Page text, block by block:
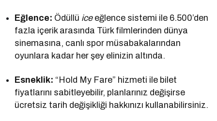
Eğlence: Ödüllü iceeğlence sistemi ile 6.500’den
fazla içerik arasında Türk filmlerinden dünya
sinemasına, canlı spor müsabakalarından
oyunlara kadar her şey elinizin altında.
Esneklik: “Hold My Fare” hizmeti ile bilet
fiyatlarını sabitleyebilir, planlarınız değişirse
ücretsiz tarih değişikliği hakkınızı kullanabilirsiniz.